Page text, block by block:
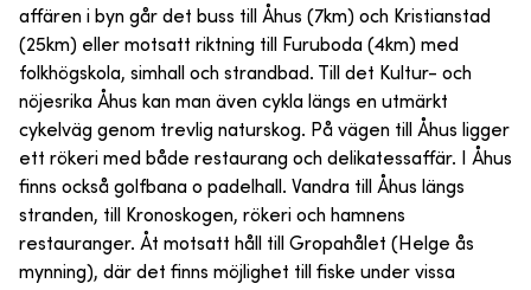
affären i byn går det buss till Åhus (7km) och Kristianstad
(25km) eller motsatt riktning till Furuboda (4km) med
folkhögskola, simhall och strandbad. Till det Kultur- och
nöjesrika Åhus kan man även cykla längs en utmärkt
cykelväg genom trevlig naturskog. På vägen till Åhus ligger
ett rökeri med både restaurang och delikatessaffär. I Åhus
finns också golfbana o padelhall. Vandra till Åhus längs
stranden, till Kronoskogen, rökeri och hamnens
restauranger. Åt motsatt håll till Gropahålet (Helge ås
mynning), där det finns möjlighet till fiske under vissa